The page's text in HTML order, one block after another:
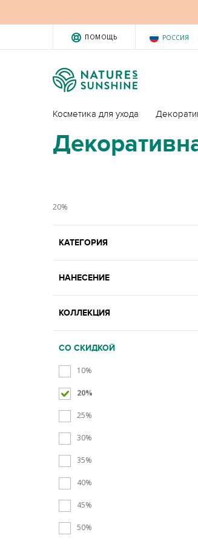
ПОМОЩЬ РОССИЯ
Косметика для ухода
20%
КАТЕГОРИЯ
НАНЕСЕНИЕ
КОЛЛЕКЦИЯ
СО СКИДКОЙ
10%
20%
25%
30%
35%
40%
45%
50%